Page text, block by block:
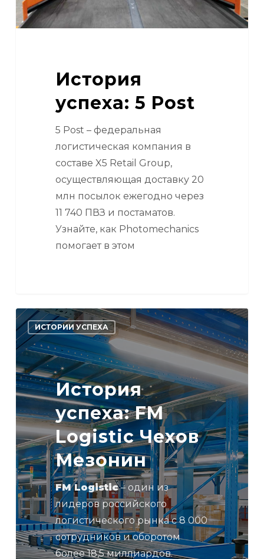
История
успеха: 5 Post
5 Post – федеральная
логистическая компания в
составе X5 Retail Group,
осуществляющая доставку 20
млн посылок ежегодно через
11 740 ПВЗ и постаматов.
Узнайте, как Photomechanics
помогает в этом
История
успеха:
FM
Logistic
Чехов
Мезонин
ИСТОРИИ УСПЕХА
История
успеха: FM
Logistic Чехов
Мезонин
FM Logistic– один из
лидеров российского
логистического рынка c 8 000
сотрудников и оборотом
более 18,5 миллиардов.